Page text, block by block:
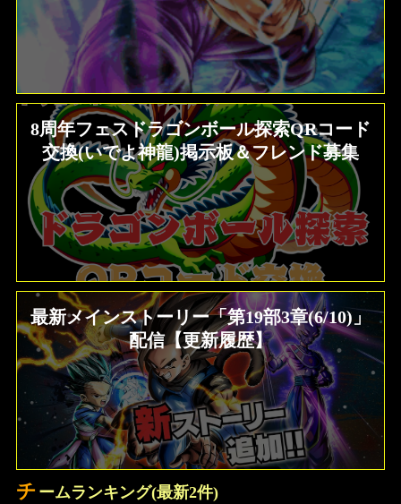
8周年フェスドラゴンボール探索QRコード
交換(いでよ神龍)掲示板＆フレンド募集
最新メインストーリー「第19部3章(6/10)」
配信【更新履歴】
チ ームランキング(最新2件)